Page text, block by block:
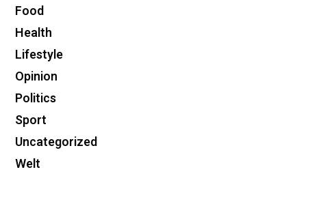
Food
Health
Lifestyle
Opinion
Politics
Sport
Uncategorized
Welt